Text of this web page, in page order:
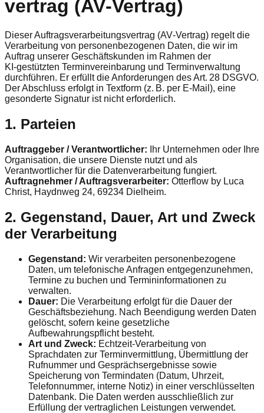
vertrag (AV‑Vertrag)
Dieser Auftragsverarbeitungs­vertrag (AV‑Vertrag) regelt die
Verarbeitung von personenbezogenen Daten, die wir im
Auftrag unserer Geschäftskunden im Rahmen der
KI‑gestützten Terminvereinbarung und Terminverwaltung
durchführen. Er erfüllt die Anforderungen des Art. 28 DSGVO.
Der Abschluss erfolgt in Textform (z. B. per E‑Mail), eine
gesonderte Signatur ist nicht erforderlich.
1. Parteien
Auftraggeber / Verantwortlicher: Ihr Unternehmen oder Ihre
Organisation, die unsere Dienste nutzt und als
Verantwortlicher für die Datenverarbeitung fungiert.
Auftragnehmer / Auftragsverarbeiter: Otterflow by Luca
Christ, Haydnweg 24, 69234 Dielheim.
2. Gegenstand, Dauer, Art und Zweck
der Verarbeitung
Gegenstand: Wir verarbeiten personenbezogene
Daten, um telefonische Anfragen entgegenzunehmen,
Termine zu buchen und Termininformationen zu
verwalten.
Dauer: Die Verarbeitung erfolgt für die Dauer der
Geschäftsbeziehung. Nach Beendigung werden Daten
gelöscht, sofern keine gesetzliche
Aufbewahrungspflicht besteht.
Art und Zweck: Echtzeit‑Verarbeitung von
Sprachdaten zur Terminvermittlung, Übermittlung der
Rufnummer und Gesprächsergebnisse sowie
Speicherung von Termindaten (Datum, Uhrzeit,
Telefonnummer, interne Notiz) in einer verschlüsselten
Datenbank. Die Daten werden ausschließlich zur
Erfüllung der vertraglichen Leistungen verwendet.